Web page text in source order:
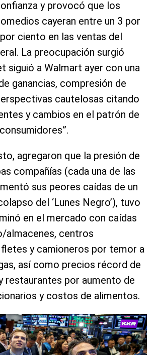
y provocó que los
cayeran entre un 3 por
ciento en las ventas del
La preocupación surgió
siguió a Walmart ayer con una
ganancias, compresión de
cautelosas citando
y cambios en el patrón de
agregaron que la presión de
compañías (cada una de las
sus peores caídas de un
del ‘Lunes Negro’), tuvo
en el mercado con caídas
almacenes, centros
y camioneros por temor a
así como precios récord de
restaurantes por aumento de
y costos de alimentos.